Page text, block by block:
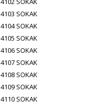
4103 SOKAK
4104 SOKAK
4105 SOKAK
4106 SOKAK
4107 SOKAK
4108 SOKAK
4109 SOKAK
4110 SOKAK